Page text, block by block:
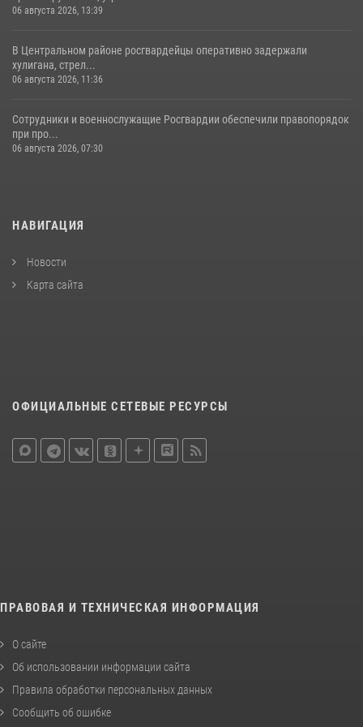
06 августа 2026, 13:39
В Центральном районе росгвардейцы оперативно задержали
хулигана, стрел...
06 августа 2026, 11:36
Сотрудники и военнослужащие Росгвардии обеспечили правопорядок
при про...
06 августа 2026, 07:30
НАВИГАЦИЯ
Новости
Карта сайта
ОФИЦИАЛЬНЫЕ СЕТЕВЫЕ РЕСУРСЫ
ПРАВОВАЯ И ТЕХНИЧЕСКАЯ ИНФОРМАЦИЯ
О сайте
Об использовании информации сайта
Правила обработки персональных данных
Сообщить об ошибке